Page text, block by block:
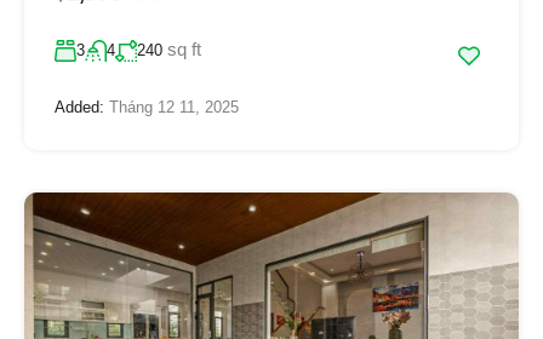
3 4 240 sq ft
Added: Tháng 12 11, 2025